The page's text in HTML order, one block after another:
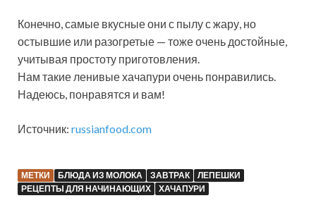
Конечно, самые вкусные они с пылу с жару, но
остывшие или разогретые — тоже очень достойные,
учитывая простоту приготовления.
Нам такие ленивые хачапури очень понравились.
Надеюсь, понравятся и вам!
Источник: russianfood.com
МЕТКИ БЛЮДА ИЗ МОЛОКА ЗАВТРАК
ЛЕПЕШКИ
РЕЦЕПТЫ ДЛЯ НАЧИНАЮЩИХ
ХАЧАПУРИ